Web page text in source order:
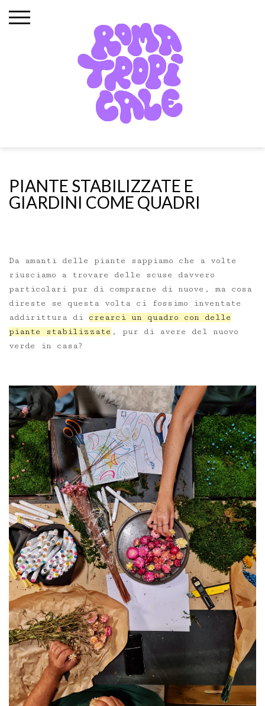
to
PIANTE STABILIZZATE E
GIARDINI COME QUADRI
Da amanti delle piante sappiamo che a volte
riusciamo a trovare delle scuse davvero
particolari pur di comprarne di nuove, ma cosa
direste se questa volta ci fossimo inventate
addirittura di crearci un quadro con delle
piante stabilizzate , pur di avere del nuovo
verde in casa?